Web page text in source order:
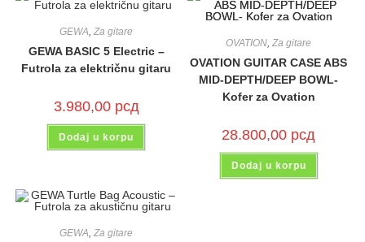
GEWA ,Za gitare
GEWA BASIC 5 Electric –
Futrola za električnu gitaru
3.980,00 рсд
Dodaj u korpu
OVATION ,Za gitare
OVATION GUITAR CASE ABS
MID-DEPTH/DEEP BOWL-
Kofer za Ovation
28.800,00 рсд
Dodaj u korpu
GEWA,Za gitare